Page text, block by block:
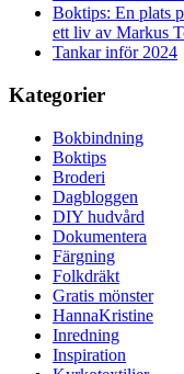
Boktips: En plats
ett liv av Markus
Tankar inför 2024
Kategorier
Bokbindning
Boktips
Broderi
Dagbloggen
DIY hudvård
Dokumentera
Färgning
Folkdräkt
Gratis mönster
HannaKristine
Inredning
Inspiration